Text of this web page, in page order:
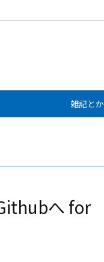
雑記とか
へ for